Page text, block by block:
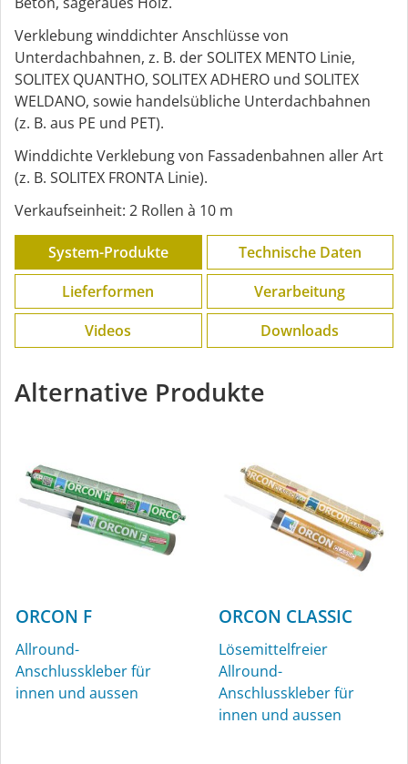
Verklebung winddichter Anschlüsse von
Unterdachbahnen, z. B. der SOLITEX MENTO Linie,
SOLITEX QUANTHO, SOLITEX ADHERO und SOLITEX
WELDANO, sowie handelsübliche Unterdachbahnen
(z. B. aus PE und PET).
Winddichte Verklebung von Fassadenbahnen aller Art
(z. B. SOLITEX FRONTA Linie).
Verkaufseinheit: 2 Rollen à 10 m
System-Produkte
Technische Daten
Lieferformen
Verarbeitung
Videos
Downloads
Alternative Produkte
ORCON F
Allround-
Anschlusskleber für
innen und aussen
ORCON CLASSIC
Lösemittelfreier
Allround-
Anschlusskleber für
innen und aussen